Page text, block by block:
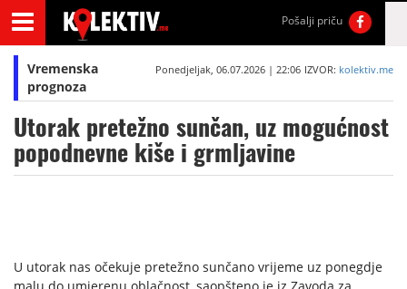
Pošalji priču
Vremenska
prognoza
Ponedjeljak, 06.07.2026 | 22:06 IZVOR: kolektiv.me
Utorak pretežno sunčan, uz mogućnost
popodnevne kiše i grmljavine
U utorak nas očekuje pretežno sunčano vrijeme uz ponegdje